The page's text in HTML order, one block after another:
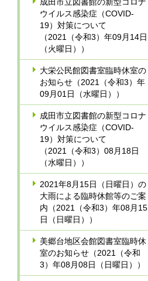
ウイルス感染症（COVID-
19）対策について
（2021（令和3）年09月14日
（火曜日））
大栄公民館図書室臨時休室の
お知らせ（2021（令和3）年
09月01日（水曜日））
成田市立図書館の新型コロナ
ウイルス感染症（COVID-
19）対策について
（2021（令和3）08月18日
（水曜日））
2021年8月15日（日曜日）の
大雨による臨時休館等のご案
内（2021（令和3）年08月15
日（日曜日））
美郷台地区会館図書室臨時休
室のお知らせ（2021（令和
3）年08月08日（日曜日））